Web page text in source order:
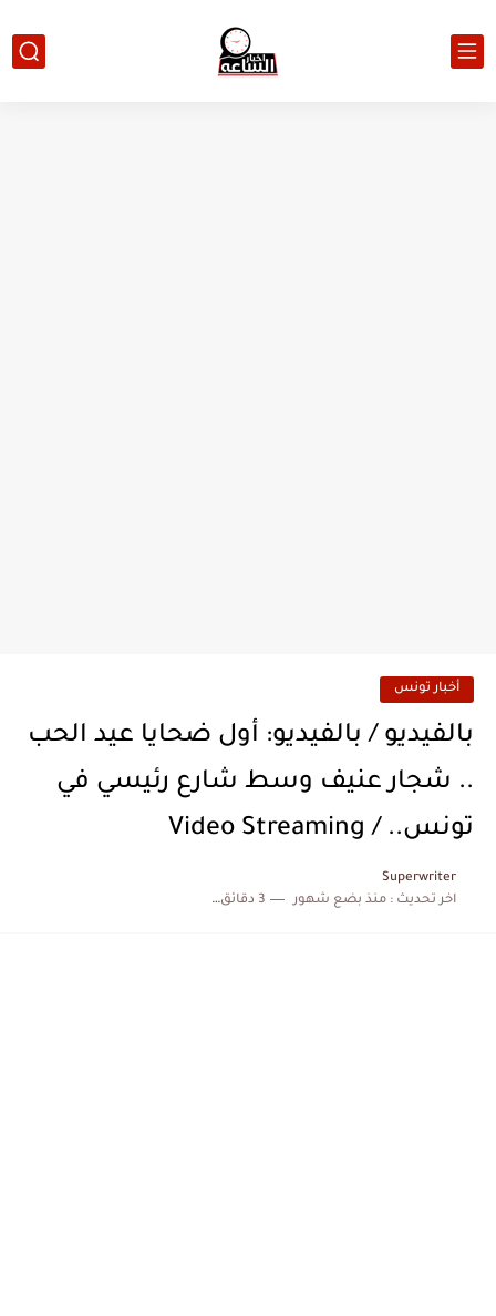
أخبار تونس
بالفيديو / بالفيديو: أول ضحايا عيد الحب
.. شجار عنيف وسط شارع رئيسي في
تونس.. / Video Streaming
Superwriter
اخر تحديث :منذ بضع شهور 3 دقائق للقراءة